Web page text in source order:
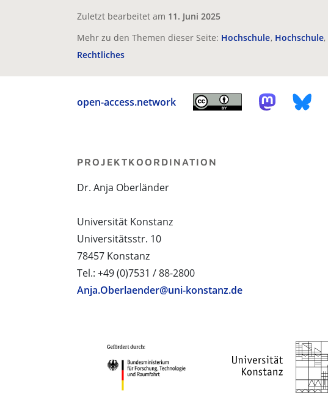
Zuletzt bearbeitet am 11. Juni 2025
Mehr zu den Themen dieser Seite: Hochschule Hochschule
Rechtliches
open-access.network
PROJEKTKOORDINATION
Dr. Anja Oberländer
Universität Konstanz
Universitätsstr. 10
78457 Konstanz
Tel.: +49 (0)7531 / 88-2800
Anja.Oberlaender@uni-konstanz.de